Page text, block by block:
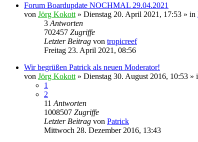
Forum Boardupdate NOCHMAL 29.04.2021
von Jörg Kokott » Dienstag 20. April 2021, 17:53 » in
3 Antworten
702457 Zugriffe
Letzter Beitrag von tropicreef
Freitag 23. April 2021, 08:56
Wir begrüßen Patrick als neuen Moderator!
von Jörg Kokott » Dienstag 30. August 2016, 10:53 »
1
2
11 Antworten
1008507 Zugriffe
Letzter Beitrag von Patrick
Mittwoch 28. Dezember 2016, 13:43